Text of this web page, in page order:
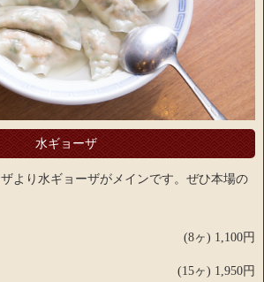
水ギョーザ
より水ギョーザがメインです。ぜひ本場の
(8ヶ) 1,100円
(15ヶ) 1,950円